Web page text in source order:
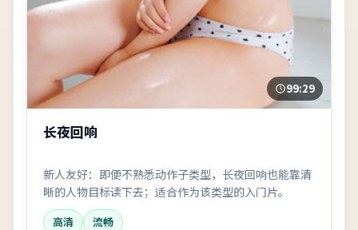
99:29
长夜回响
新人友好：即便不熟悉动作子类型，长夜回响也能靠清
晰的人物目标读下去；适合作为该类型的入门片。
高清
流畅